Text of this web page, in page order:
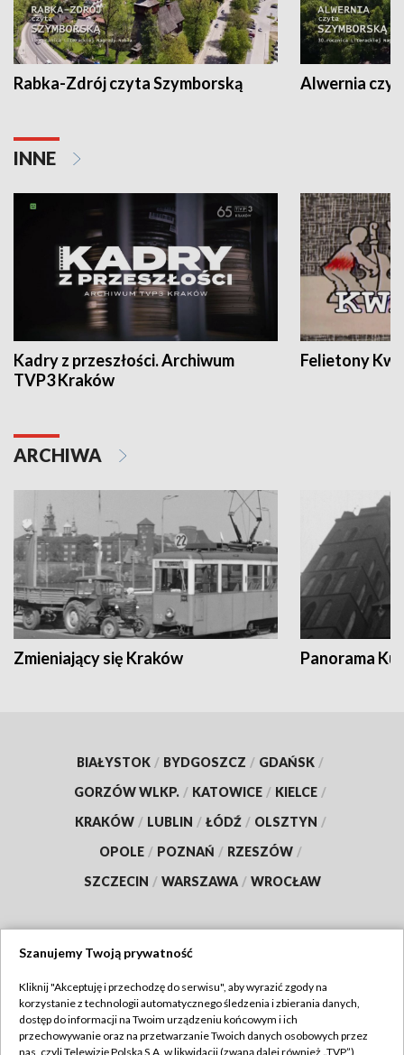
Rabka-Zdrój czyta Szymborską Alwernia
INNE
Kadry z przeszłości. Archiwum
TVP3 Kraków
Felietony
ARCHIWA
Zmieniający się Kraków Panorama
BIAŁYSTOK / BYDGOSZCZ / GDAŃSK /
GORZÓW WLKP. / KATOWICE / KIELCE /
KRAKÓW / LUBLIN / ŁÓDŹ / OLSZTYN /
OPOLE / POZNAŃ / RZESZÓW /
SZCZECIN / WARSZAWA / WROCŁAW
TVP
Abonament TVP
Regulamin TVP
Szanujemy Twoją prywatność
Kliknij "Akceptuję i przechodzę do serwisu", aby wyrazić zgody na
korzystanie z technologii automatycznego śledzenia i zbierania danych,
dostęp do informacji na Twoim urządzeniu końcowym i ich
przechowywanie oraz na przetwarzanie Twoich danych osobowych przez
nas, czyli Telewizję Polską S.A. w likwidacji (zwaną dalej również „TVP”),